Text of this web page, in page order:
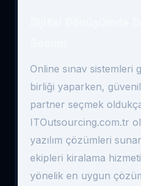
Online sınav sistemleri
birliği yaparken,
partner seçmek
ITOutsourcing.com.tr
yazılım çözümleri
ekipleri kiralama
yönelik en uygun